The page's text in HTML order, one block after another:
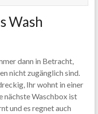
Wash
dann in Betracht,
nicht zugänglich sind.
Ihr wohnt in einer
nächste Waschbox ist
und es regnet auch